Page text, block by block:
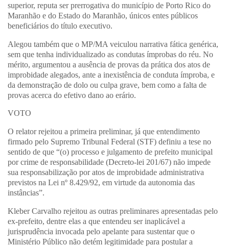
superior, reputa ser prerrogativa do município de Porto Rico do
Maranhão e do Estado do Maranhão, únicos entes públicos
beneficiários do título executivo.
Alegou também que o MP/MA veiculou narrativa fática genérica,
sem que tenha individualizado as condutas ímprobas do réu. No
mérito, argumentou a ausência de provas da prática dos atos de
improbidade alegados, ante a inexistência de conduta ímproba, e
da demonstração de dolo ou culpa grave, bem como a falta de
provas acerca do efetivo dano ao erário.
VOTO
O relator rejeitou a primeira preliminar, já que entendimento
firmado pelo Supremo Tribunal Federal (STF) definiu a tese no
sentido de que “(o) processo e julgamento de prefeito municipal
por crime de responsabilidade (Decreto-lei 201/67) não impede
sua responsabilização por atos de improbidade administrativa
previstos na Lei nº 8.429/92, em virtude da autonomia das
instâncias”.
Kleber Carvalho rejeitou as outras preliminares apresentadas pelo
ex-prefeito, dentre elas a que entendeu ser inaplicável a
jurisprudência invocada pelo apelante para sustentar que o
Ministério Público não detém legitimidade para postular a